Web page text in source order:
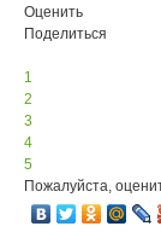
Оценить
Поделиться
1
2
3
4
5
Пожалуйста,